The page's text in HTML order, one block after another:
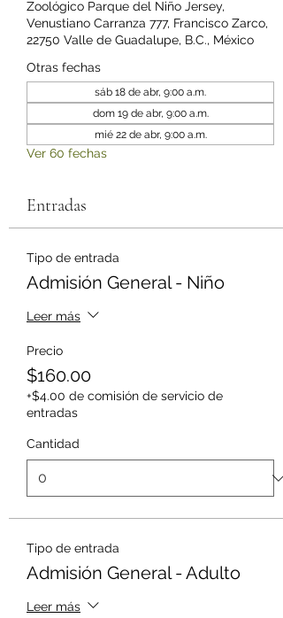
Zoológico Parque del Niño Jersey,
Venustiano Carranza 777, Francisco Zarco,
22750 Valle de Guadalupe, B.C., México
Otras fechas
sáb 18 de abr, 9:00 a.m.
dom 19 de abr, 9:00 a.m.
mié 22 de abr, 9:00 a.m.
Ver 60 fechas
Entradas
Tipo de entrada
Admisión General - Niño
Leer más
Precio
$160.00
+$4.00 de comisión de servicio de
entradas
Cantidad
Tipo de entrada
Admisión General - Adulto
Leer más